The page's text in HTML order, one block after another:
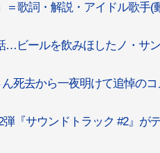
歌詞・解説・アイドル歌手(
…ビールを飲みほしたノ・サ
死去から一夜明けて追悼のコ
『サウンドトラック #2』が